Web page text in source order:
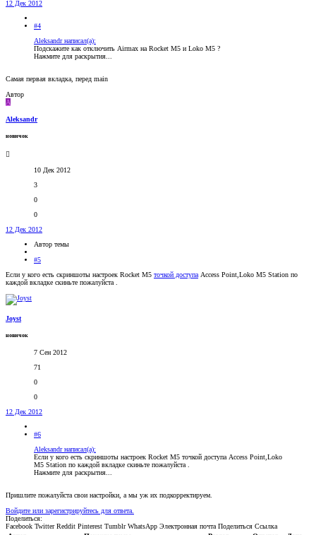
12 Дек 2012
#4
Aleksandr написал(а):
Подскажите как отключить Airmax на Rocket M5 и Loko M5 ?
Нажмите для раскрытия...
Самая первая вкладка, перед main
Автор
A
Aleksandr
новичок
10 Дек 2012
3
0
0
12 Дек 2012
Автор темы
#5
Если у кого есть скриншоты настроек Rocket M5 точкой доступа Access Point,Loko M5 Station по
каждой вкладке скиньте пожалуйста .
Joyst
новичок
7 Сен 2012
71
0
0
12 Дек 2012
#6
Aleksandr написал(а):
Если у кого есть скриншоты настроек Rocket M5 точкой доступа Access Point,Loko
M5 Station по каждой вкладке скиньте пожалуйста .
Нажмите для раскрытия...
Пришлите пожалуйста свои настройки, а мы уж их подкорректируем.
Войдите или зарегистрируйтесь для ответа.
Поделиться:
Facebook Twitter Reddit Pinterest Tumblr WhatsApp Электронная почта Поделиться Ссылка